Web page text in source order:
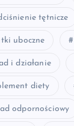
tętnicze
uboczne
i działanie
diety
odpornościowy